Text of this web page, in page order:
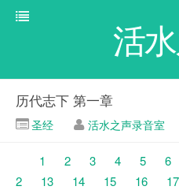
活
历代志下 第一章
圣经 活水之声录音室
1 2 3 4 5 6
2
13 14 15 16 17